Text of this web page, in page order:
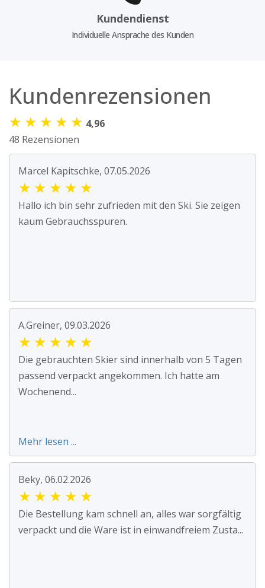
Kundendienst
Individuelle Ansprache des Kunden
Kundenrezensionen
★ ★ ★ ★ ★ 4,96
48 Rezensionen
Marcel Kapitschke, 07.05.2026
★ ★ ★ ★ ★
Hallo ich bin sehr zufrieden mit den Ski. Sie zeigen
kaum Gebrauchsspuren.
A.Greiner, 09.03.2026
★ ★ ★ ★ ★
Die gebrauchten Skier sind innerhalb von 5 Tagen
passend verpackt angekommen. Ich hatte am
Wochenend...
Mehr lesen ...
Beky, 06.02.2026
★ ★ ★ ★ ★
Die Bestellung kam schnell an, alles war sorgfältig
verpackt und die Ware ist in einwandfreiem Zusta...